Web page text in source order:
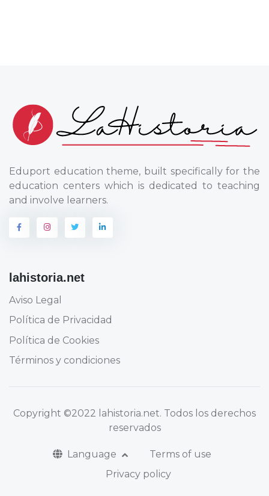
Eduport education theme, built specifically for the
education centers which is dedicated to teaching
and involve learners.
lahistoria.net
Aviso Legal
Política de Privacidad
Política de Cookies
Términos y condiciones
Copyright ©2022 lahistoria.net. Todos los derechos
reservados
Language
Terms of use
Privacy policy